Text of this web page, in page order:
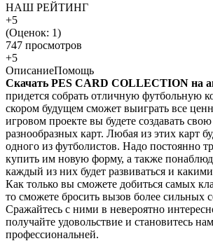
НАШ РЕЙТИНГ
+5
(Оценок: 1)
747 просмотров
+5
ОписаниеПомощь
Скачать PES CARD COLLECTION на
придется собрать отличную футбольную
скором будущем сможет выиграть все
игровом проекте вы будете создавать
разнообразных карт. Любая из этих карт
одного из футболистов. Надо постоянно
купить им новую форму, а также
каждый из них будет развиваться и
Как только вы сможете добиться самых
то сможете бросить вызов более сильных
Сражайтесь с ними в невероятно
получайте удовольствие и становитесь
профессиональней.